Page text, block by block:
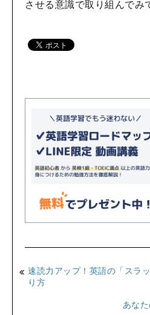
させる意識で取り組んでみ
速読力アップ！英語の「スラ
り方
あなた